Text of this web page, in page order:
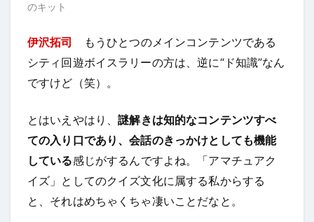
のキット
伊沢拓司
もうひとつのメインコンテンツである
シティ回遊ボイスラリーの方は、逆に“ド知識”なん
ですけど（笑）。
とはいえやはり、謎解きは知的なコンテンツすべ
ての入り口であり、会話のきっかけとしても機能
している感じがするんですよね。「アマチュアク
イズ」としてのクイズ文化に属する私からする
と、それはめちゃくちゃ凄いことだなと。